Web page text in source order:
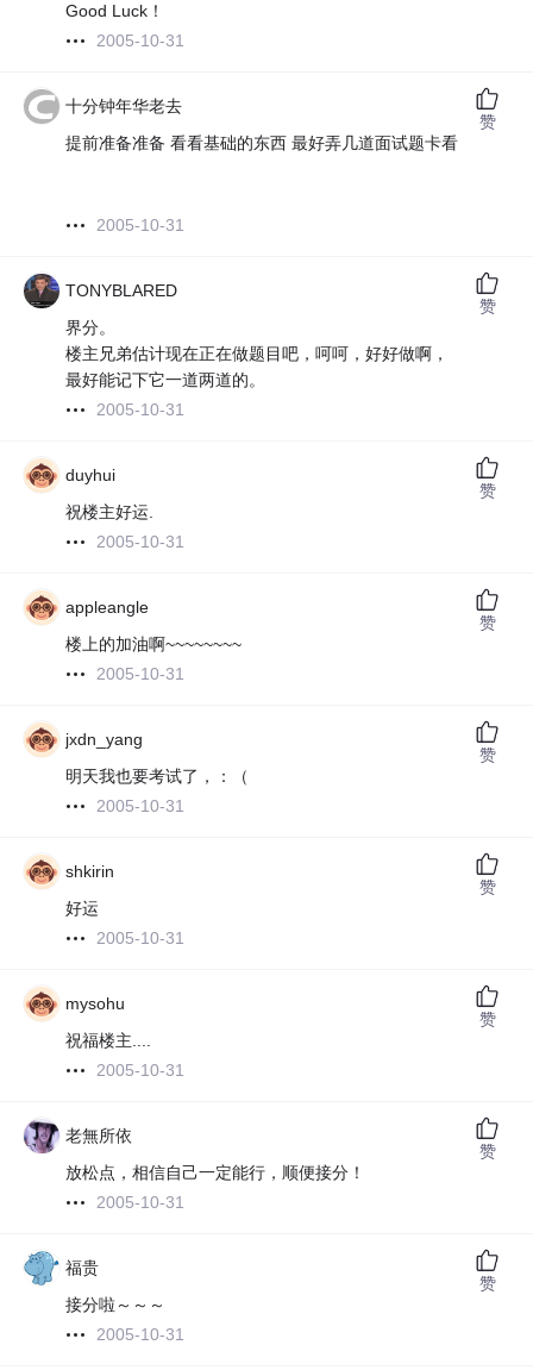
Good Luck！
2005-10-31
十分钟年华老去
提前准备准备 看看基础的东西 最好弄几道面试题卡看
2005-10-31
赞
TONYBLARED
界分。
楼主兄弟估计现在正在做题目吧，呵呵，好好做啊，
最好能记下它一道两道的。
2005-10-31
赞
duyhui
祝楼主好运.
2005-10-31
赞
appleangle
楼上的加油啊~~~~~~~~
2005-10-31
赞
jxdn_yang
明天我也要考试了，：（
2005-10-31
赞
shkirin
好运
2005-10-31
赞
mysohu
祝福楼主....
2005-10-31
赞
老無所依
放松点，相信自己一定能行，顺便接分！
2005-10-31
赞
福贵
接分啦～～～
2005-10-31
赞